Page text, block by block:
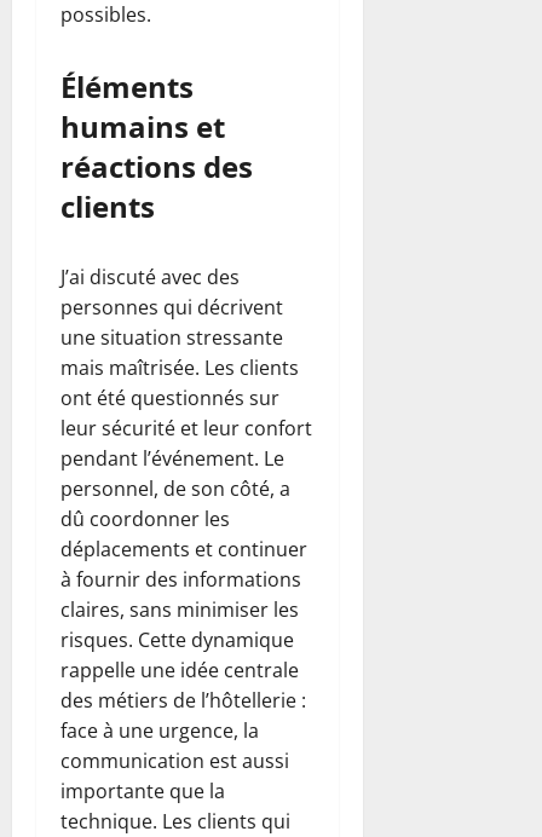
possibles.
Éléments
humains et
réactions des
clients
J’ai discuté avec des
personnes qui décrivent
une situation stressante
mais maîtrisée. Les clients
ont été questionnés sur
leur sécurité et leur confort
pendant l’événement. Le
personnel, de son côté, a
dû coordonner les
déplacements et continuer
à fournir des informations
claires, sans minimiser les
risques. Cette dynamique
rappelle une idée centrale
des métiers de l’hôtellerie :
face à une urgence, la
communication est aussi
importante que la
technique. Les clients qui